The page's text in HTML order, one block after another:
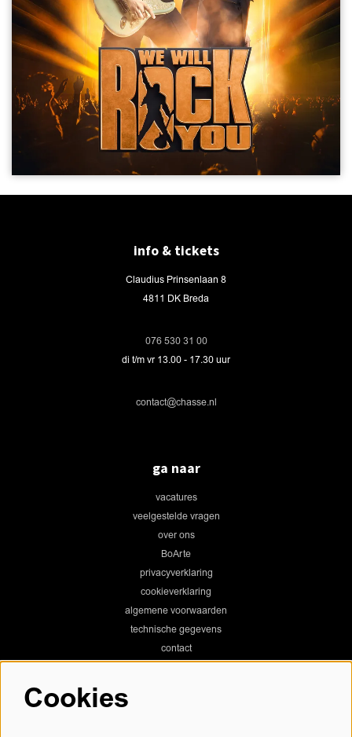
info & tickets
Claudius Prinsenlaan 8
4811 DK Breda
076 530 31 00
di t/m vr 13.00 - 17.30 uur
contact@chasse.nl
ga naar
vacatures
veelgestelde vragen
over ons
BoArte
privacyverklaring
cookieverklaring
algemene voorwaarden
technische gegevens
contact
Cookies